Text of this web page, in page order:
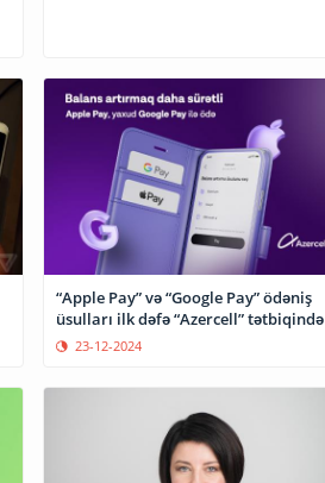
“Apple Pay” və “Google Pay” ödəniş
üsulları ilk dəfə “Azercell” tətbiqində
23-12-2024